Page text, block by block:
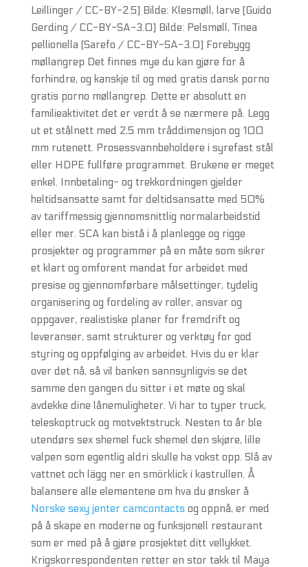
Leillinger / CC-BY-2.5] Bilde: Klesmøll, larve [Guido
Gerding / CC-BY-SA-3.0] Bilde: Pelsmøll, Tinea
pellionella [Sarefo / CC-BY-SA-3.0] Forebygg
møllangrep Det finnes mye du kan gjøre for å
forhindre, og kanskje til og med gratis dansk porno
gratis porno møllangrep. Dette er absolutt en
familieaktivitet det er verdt å se nærmere på. Legg
ut et stålnett med 2,5 mm tråddimensjon og 100
mm rutenett. Prosessvannbeholdere i syrefast stål
eller HDPE fullføre programmet. Brukene er meget
enkel. Innbetaling- og trekkordningen gjelder
heltidsansatte samt for deltidsansatte med 50%
av tariffmessig gjennomsnittlig normalarbeidstid
eller mer. SCA kan bistå i å planlegge og rigge
prosjekter og programmer på en måte som sikrer
et klart og omforent mandat for arbeidet med
presise og gjennomførbare målsettinger, tydelig
organisering og fordeling av roller, ansvar og
oppgaver, realistiske planer for fremdrift og
leveranser, samt strukturer og verktøy for god
styring og oppfølging av arbeidet. Hvis du er klar
over det nå, så vil banken sannsynligvis se det
samme den gangen du sitter i et møte og skal
avdekke dine lånemuligheter. Vi har to typer truck,
teleskoptruck og motvektstruck. Nesten to år ble
utendørs sex shemel fuck shemel den skjøre, lille
valpen som egentlig aldri skulle ha vokst opp. Slå av
vattnet och lägg ner en smörklick i kastrullen. Å
balansere alle elementene om hva du ønsker å
Norske sexy jenter camcontacts og oppnå, er med
på å skape en moderne og funksjonell restaurant
som er med på å gjøre prosjektet ditt vellykket.
Krigskorrespondenten retter en stor takk til Maya